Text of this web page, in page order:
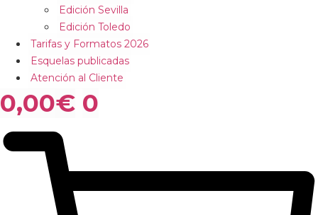
Edición Sevilla
Edición Toledo
Tarifas y Formatos 2026
Esquelas publicadas
Atención al Cliente
0,00€ 0